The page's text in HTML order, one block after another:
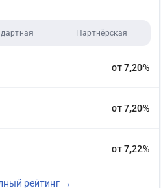
Партнёрская
от 7,20%
от 7,20%
от 7,22%
рейтинг →